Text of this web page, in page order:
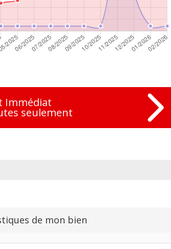
Immédiat
seulement
de mon bien